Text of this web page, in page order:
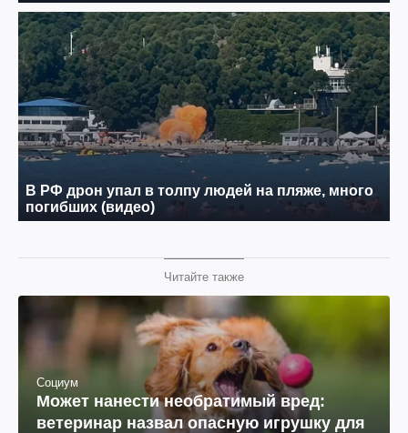
Читайте также
Социум
Может нанести необратимый вред:
ветеринар назвал опасную игрушку для